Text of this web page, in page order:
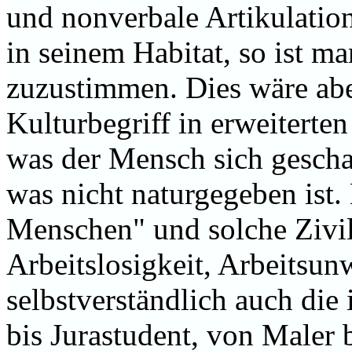
und nonverbale
in seinem Habitat, so ist
zuzustimmen. Dies wäre
Kulturbegriff in
was der Mensch sich
was nicht naturgegeben
Menschen" und solche
Arbeitslosigkeit,
selbstverständlich auch
bis Jurastudent, von